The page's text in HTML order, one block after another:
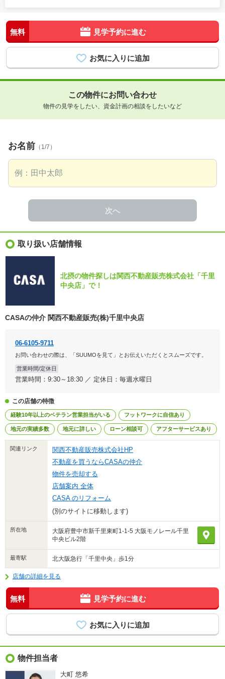
無料 見学予約に進む
この物件にお問い合わせ
物件の見学をしたい、資金計画の相談をしたいなど
お名前 （1/7）
次へ
取り扱い店舗情報
北摂の物件探しは関西不動産販売株式会社「千里
中央店」で！
CASAの仲介 関西不動産販売(株)千里中央店
06-6105-9711
お問い合わせの際は、「SUUMOを見て」とお伝えいただくとスムーズです。
営業時間/定休日
営業時間：9:30～18:30 ／ 定休日：毎週水曜日
この店舗の特徴
経験10年以上のベテラン営業担当がいる フットワークに自信あり
地元の実績多数 地元に詳しい ローン相談可 アフターサービスあり
関連リンク
関西不動産販売株式会社HP
不動産を買うならCASAの仲介
物件を売却する
店舗案内 全体
CASA のリフォーム
(別のサイトに移動します)
所在地
大阪府豊中市新千里東町1-1-5 大阪モノレール千里
中央ビル2階
最寄駅 北大阪急行「千里中央」歩1分
店舗の詳細を見る
無料 見学予約に進む
物件担当者
大町 悠希